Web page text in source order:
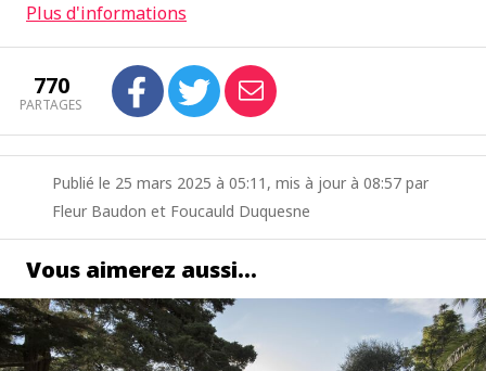
Plus d'informations
770
PARTAGES
Publié le 25 mars 2025 à 05:11, mis à jour à 08:57 par
Fleur Baudon et Foucauld Duquesne
Vous aimerez aussi…